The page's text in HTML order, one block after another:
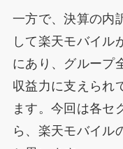
一方で、決算の内
して楽天モバイル
にあり、グループ
収益力に支えられ
ます。今回は各セ
ら、楽天モバイル